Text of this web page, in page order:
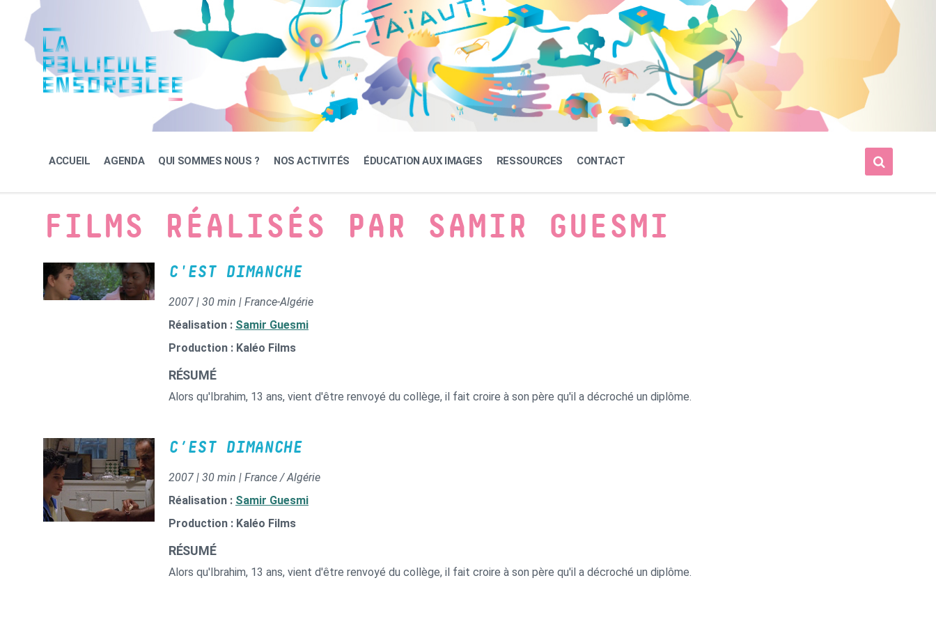
content
navigation
footer
ACCUEIL AGENDA QUI SOMMES NOUS ? NOS ACTIVITÉS ÉDUCATION AUX IMAGES RESSOURCES CONTACT
FILMS RÉALISÉS PAR SAMIR GUESMI
C'EST DIMANCHE
2007 | 30 min | France-Algérie
Réalisation : Samir Guesmi
Production : Kaléo Films
RÉSUMÉ
Alors qu'Ibrahim, 13 ans, vient d'être renvoyé du collège, il fait croire à son père qu'il a décroché un diplôme.
C’EST DIMANCHE
2007 | 30 min | France / Algérie
Réalisation : Samir Guesmi
Production : Kaléo Films
RÉSUMÉ
Alors qu'Ibrahim, 13 ans, vient d'être renvoyé du collège, il fait croire à son père qu'il a décroché un diplôme.